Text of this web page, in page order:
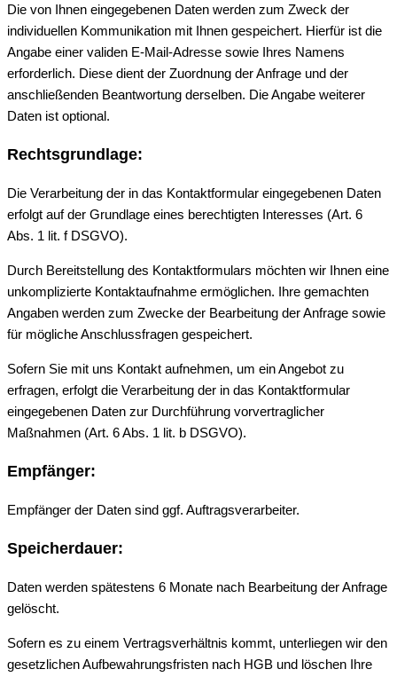
Die von Ihnen eingegebenen Daten werden zum Zweck der
individuellen Kommunikation mit Ihnen gespeichert. Hierfür ist die
Angabe einer validen E-Mail-Adresse sowie Ihres Namens
erforderlich. Diese dient der Zuordnung der Anfrage und der
anschließenden Beantwortung derselben. Die Angabe weiterer
Daten ist optional.
Rechtsgrundlage:
Die Verarbeitung der in das Kontaktformular eingegebenen Daten
erfolgt auf der Grundlage eines berechtigten Interesses (Art. 6
Abs. 1 lit. f DSGVO).
Durch Bereitstellung des Kontaktformulars möchten wir Ihnen eine
unkomplizierte Kontaktaufnahme ermöglichen. Ihre gemachten
Angaben werden zum Zwecke der Bearbeitung der Anfrage sowie
für mögliche Anschlussfragen gespeichert.
Sofern Sie mit uns Kontakt aufnehmen, um ein Angebot zu
erfragen, erfolgt die Verarbeitung der in das Kontaktformular
eingegebenen Daten zur Durchführung vorvertraglicher
Maßnahmen (Art. 6 Abs. 1 lit. b DSGVO).
Empfänger:
Empfänger der Daten sind ggf. Auftragsverarbeiter.
Speicherdauer:
Daten werden spätestens 6 Monate nach Bearbeitung der Anfrage
gelöscht.
Sofern es zu einem Vertragsverhältnis kommt, unterliegen wir den
gesetzlichen Aufbewahrungsfristen nach HGB und löschen Ihre